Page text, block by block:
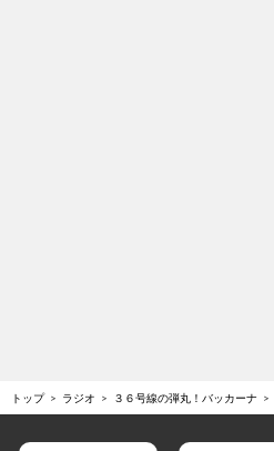
トップ ラジオ ３６号線の弾丸！バッカーナ